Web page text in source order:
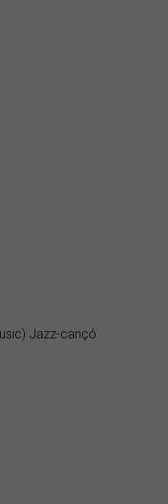
Jazz-cançó